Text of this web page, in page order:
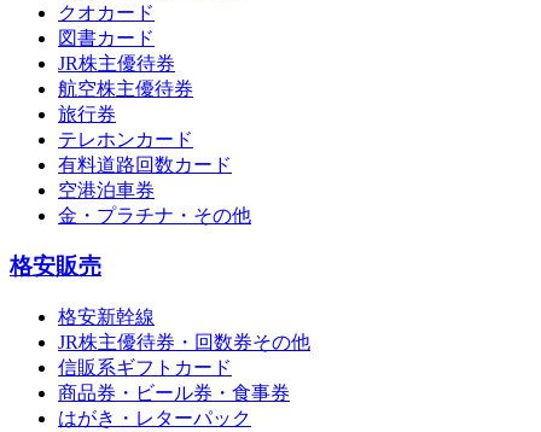
クオカード
図書カード
JR株主優待券
航空株主優待券
旅行券
テレホンカード
有料道路回数カード
空港泊車券
金・プラチナ・その他
格安販売
格安新幹線
JR株主優待券・回数券その他
信販系ギフトカード
商品券・ビール券・食事券
はがき・レターパック